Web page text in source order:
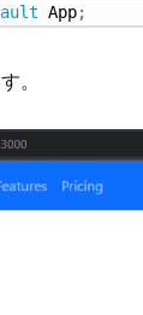
App;
。